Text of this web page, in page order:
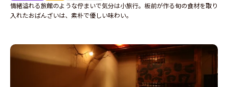
情緒溢れる旅館のような佇まいで気分は小旅行。板前が作る旬の食材を取り
入れたおばんざいは、素朴で優しい味わい。